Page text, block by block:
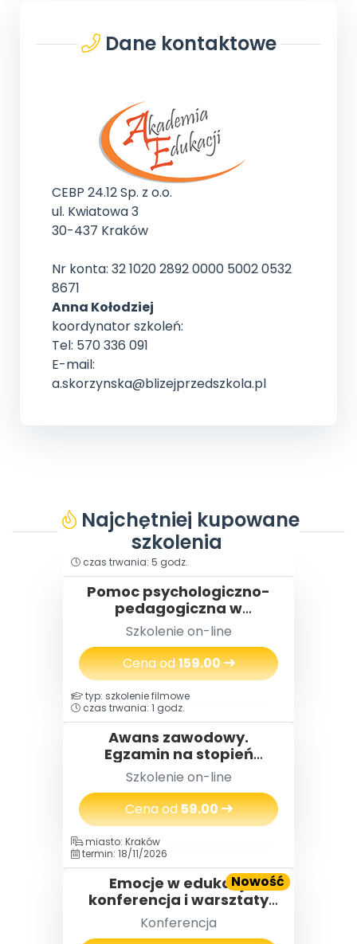
Dane kontaktowe
CEBP 24.12 Sp. z o.o.
ul. Kwiatowa 3
30-437 Kraków
Nr konta: 32 1020 2892 0000 5002 0532
8671
Anna Kołodziej
koordynator szkoleń:
Tel: 570 336 091
E-mail:
a.skorzynska@blizejprzedszkola.pl
Najchętniej kupowane
szkolenia
typ: szkolenie filmowe
czas trwania: 5 godz.
Pomoc psychologiczno-
pedagogiczna w
przedszkolu
Szkolenie on-line
Cena od159.00
typ: szkolenie filmowe
czas trwania: 1 godz.
Awans zawodowy.
Egzamin na stopień
nauczyciela
mianowanego w praktyce
Szkolenie on-line
Cena od59.00
Nowość
miasto: Kraków
termin: 18/11/2026
Emocje w edukacji
konferencja i warsztaty
(2 dni) 18-19.11.2026
Konferencja